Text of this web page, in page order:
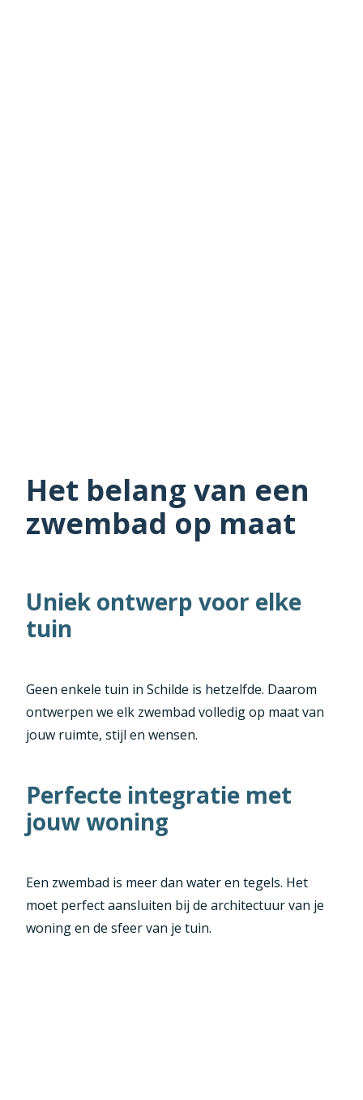
Het belang van een
zwembad op maat
Uniek ontwerp voor elke
tuin
Geen enkele tuin in Schilde is hetzelfde. Daarom
ontwerpen we elk zwembad volledig op maat van
jouw ruimte, stijl en wensen.
Perfecte integratie met
jouw woning
Een zwembad is meer dan water en tegels. Het
moet perfect aansluiten bij de architectuur van je
woning en de sfeer van je tuin.